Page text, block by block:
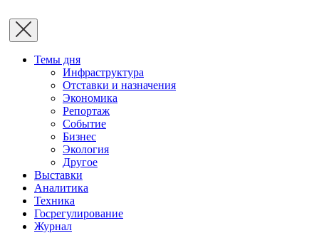
Темы дня
Инфраструктура
Отставки и назначения
Экономика
Репортаж
Событие
Бизнес
Экология
Другое
Выставки
Аналитика
Техника
Госрегулирование
Журнал